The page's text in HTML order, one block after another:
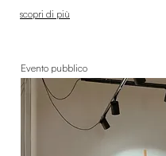
scopri di più
Evento pubblico